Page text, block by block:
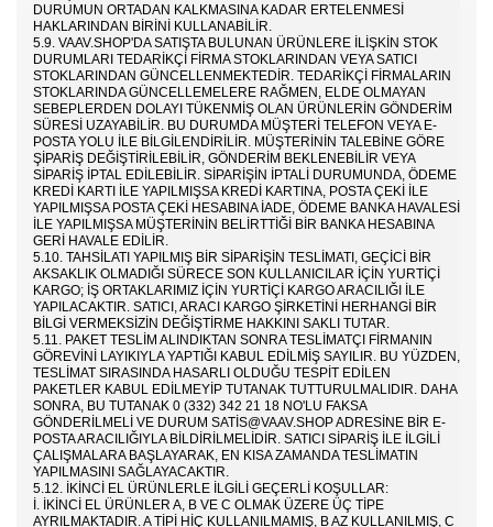
DURUMUN ORTADAN KALKMASINA KADAR ERTELENMESI
HAKLARINDAN BIRINI KULLANABILIR.
5.9. VAAV.SHOP'DA SATIŞTA BULUNAN ÜRÜNLERE ILIŞKIN STOK
DURUMLARI TEDARIKÇI FIRMA STOKLARINDAN VEYA SATICI
STOKLARINDAN GÜNCELLENMEKTEDIR. TEDARIKÇI FIRMALARIN
STOKLARINDA GÜNCELLEMELERE RAĞMEN, ELDE OLMAYAN
SEBEPLERDEN DOLAYI TÜKENMIŞ OLAN ÜRÜNLERIN GÖNDERIM
SÜRESI UZAYABILIR. BU DURUMDA MÜŞTERI TELEFON VEYA E-
POSTA YOLU ILE BILGILENDIRILIR. MÜŞTERININ TALEBINE GÖRE
ŞIPARIŞ DEĞIŞTIRILEBILIR, GÖNDERIM BEKLENEBILIR VEYA
SIPARIŞ IPTAL EDILEBILIR. SIPARIŞIN IPTALI DURUMUNDA, ÖDEME
KREDI KARTI ILE YAPILMIŞSA KREDI KARTINA, POSTA ÇEKI ILE
YAPILMIŞSA POSTA ÇEKI HESABINA IADE, ÖDEME BANKA HAVALESI
ILE YAPILMIŞSA MÜŞTERININ BELIRTTIĞI BIR BANKA HESABINA
GERI HAVALE EDILIR.
5.10. TAHSILATI YAPILMIŞ BIR SIPARIŞIN TESLIMATI, GEÇICI BIR
AKSAKLIK OLMADIĞI SÜRECE SON KULLANICILAR IÇIN YURTIÇI
KARGO; IŞ ORTAKLARIMIZ IÇIN YURTIÇI KARGO ARACILIĞI ILE
YAPILACAKTIR. SATICI, ARACI KARGO ŞIRKETINI HERHANGI BIR
BILGI VERMEKSIZIN DEĞIŞTIRME HAKKINI SAKLI TUTAR.
5.11. PAKET TESLIM ALINDIKTAN SONRA TESLIMATÇI FIRMANIN
GÖREVINI LAYIKIYLA YAPTIĞI KABUL EDILMIŞ SAYILIR. BU YÜZDEN,
TESLIMAT SIRASINDA HASARLI OLDUĞU TESPIT EDILEN
PAKETLER KABUL EDILMEYIP TUTANAK TUTTURULMALIDIR. DAHA
SONRA, BU TUTANAK 0 (332) 342 21 18 NO'LU FAKSA
GÖNDERILMELI VE DURUM SATIS@VAAV.SHOP ADRESINE BIR E-
POSTA ARACILIĞIYLA BILDIRILMELIDIR. SATICI SIPARIŞ ILE ILGILI
ÇALIŞMALARA BAŞLAYARAK, EN KISA ZAMANDA TESLIMATIN
YAPILMASINI SAĞLAYACAKTIR.
5.12. İKINCI EL ÜRÜNLERLE ILGILI GEÇERLI KOŞULLAR:
I. İKINCI EL ÜRÜNLER A, B VE C OLMAK ÜZERE ÜÇ TIPE
AYRILMAKTADIR. A TIPI HIÇ KULLANILMAMIŞ, B AZ KULLANILMIŞ, C